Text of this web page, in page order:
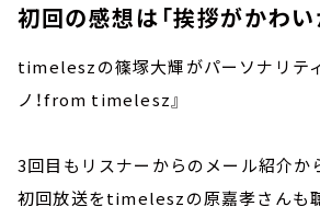
初回の感想は「挨拶がかわい
timeleszの篠塚大輝がパーソナリテ
ノ！from timelesz』
3回目もリスナーからのメール紹介か
初回放送をtimeleszの原嘉孝さんも